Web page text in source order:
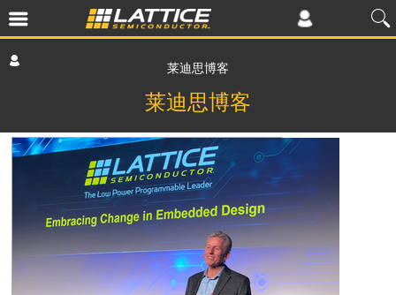
莱迪思博客
莱迪思博客